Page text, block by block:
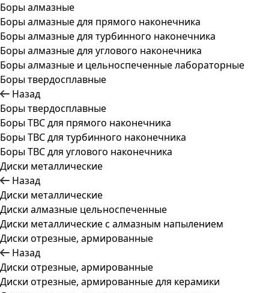
Боры алмазные
Боры алмазные для прямого наконечника
Боры алмазные для турбинного наконечника
Боры алмазные для углового наконечника
Боры алмазные и цельноспеченные лабораторные
Боры твердосплавные
Назад
Боры твердосплавные
Боры ТВС для прямого наконечника
Боры ТВС для турбинного наконечника
Боры ТВС для углового наконечника
Диски металлические
Назад
Диски металлические
Диски алмазные цельноспеченные
Диски металлические с алмазным напылением
Диски отрезные, армированные
Назад
Диски отрезные, армированные
Диски отрезные, армированные для керамики